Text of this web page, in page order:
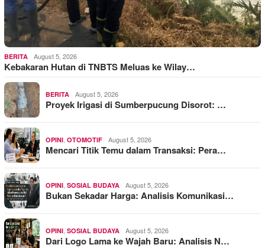
BERITA August 5, 2026
Kebakaran Hutan di TNBTS Meluas ke Wilay…
BERITA August 5, 2026
Proyek Irigasi di Sumberpucung Disorot: …
OPINI OTOMOTIF August 5, 2026
Mencari Titik Temu dalam Transaksi: Pera…
OPINI SOSIAL BUDAYA August 5, 2026
Bukan Sekadar Harga: Analisis Komunikasi…
OPINI SOSIAL BUDAYA August 5, 2026
Dari Logo Lama ke Wajah Baru: Analisis N…